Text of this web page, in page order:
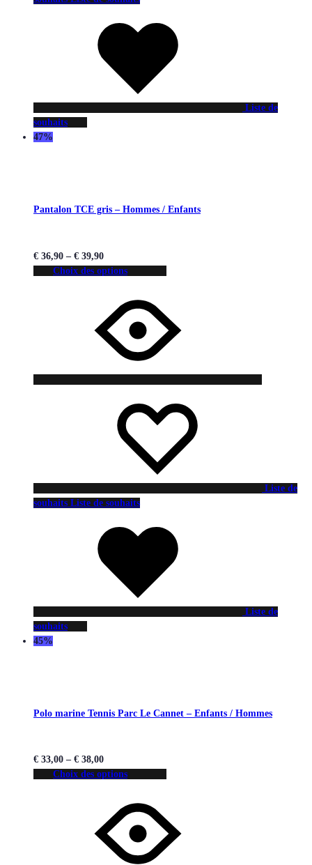
Liste de
souhaits
47%
Pantalon TCE gris – Hommes / Enfants
€ 36,90 – € 39,90
Choix des options
Liste de
souhaits Liste de souhaits
Liste de
souhaits
45%
Polo marine Tennis Parc Le Cannet – Enfants / Hommes
€ 33,00 – € 38,00
Choix des options